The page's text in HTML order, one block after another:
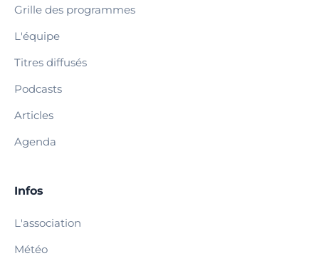
Grille des programmes
L'équipe
Titres diffusés
Podcasts
Articles
Agenda
Infos
L'association
Météo